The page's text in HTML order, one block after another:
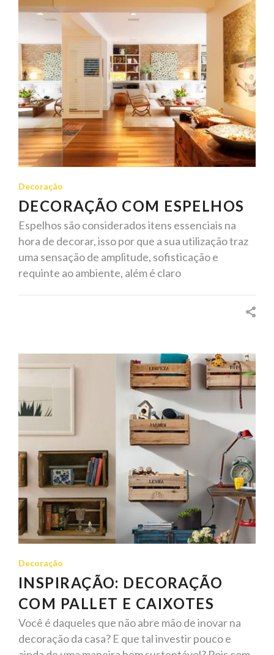
Decoração
DECORAÇÃO COM ESPELHOS
Espelhos são considerados itens essenciais na
hora de decorar, isso por que a sua utilização traz
uma sensação de amplitude, sofisticação e
requinte ao ambiente, além é claro
Decoração
INSPIRAÇÃO: DECORAÇÃO
COM PALLET E CAIXOTES
Você é daqueles que não abre mão de inovar na
decoração da casa? E que tal investir pouco e